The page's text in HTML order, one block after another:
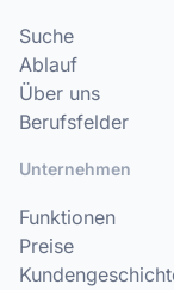
Suche
Ablauf
Über uns
Berufsfelder
Unternehmen
Funktionen
Preise